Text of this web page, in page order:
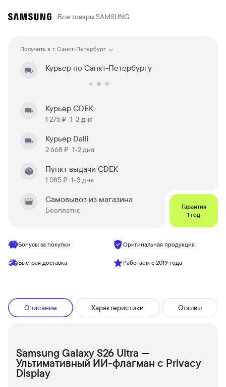
Все товарыSAMSUNG
Получить в г. Санкт-Петербург
Курьер по Санкт-Петербургу
Курьер CDEK
1 275 ₽ 1-3 дня
Курьер Dalli
2 668 ₽ 1-2 дня
Пункт выдачи CDEK
1 085 ₽ 1-3 дня
Самовывоз из магазина
Бесплатно
Гарантия
1 год
Бонусы за покупки Оригинальная продукция
Быстрая доставка Работаем с 2019 года
Описание Характеристики Отзывы
Samsung Galaxy S26 Ultra —
Ультимативный ИИ-флагман с Privacy
Display